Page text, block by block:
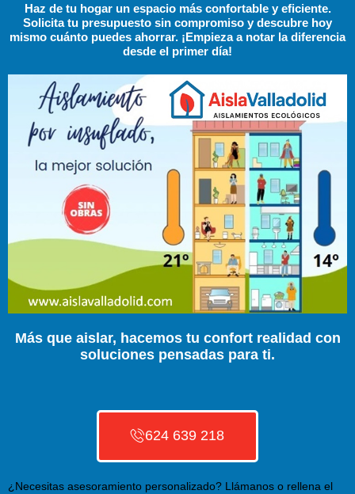
Haz de tu hogar un espacio más confortable y eficiente.
Solicita tu presupuesto sin compromiso y descubre hoy
mismo cuánto puedes ahorrar. ¡Empieza a notar la diferencia
desde el primer día!
Más que aislar, hacemos tu confort realidad con
soluciones pensadas para ti.
624 639 218
¿Necesitas asesoramiento personalizado? Llámanos o rellena el